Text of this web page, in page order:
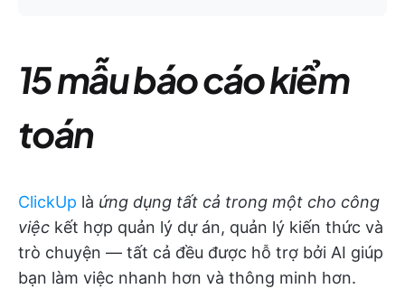
15 mẫu báo cáo kiểm
toán
ClickUp là ứng dụng tất cả trong một cho công
việc kết hợp quản lý dự án, quản lý kiến thức và
trò chuyện — tất cả đều được hỗ trợ bởi AI giúp
bạn làm việc nhanh hơn và thông minh hơn.